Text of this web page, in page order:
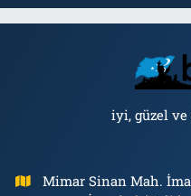
iyi, güzel ve
Mimar Sinan Mah.